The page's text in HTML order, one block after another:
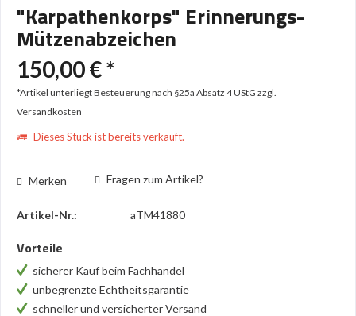
"Karpathenkorps" Erinnerungs-
Mützenabzeichen
150,00 € *
*Artikel unterliegt Besteuerung nach §25a Absatz 4 UStG zzgl.
Versandkosten
Dieses Stück ist bereits verkauft.
Merken Fragen zum Artikel?
Artikel-Nr.: aTM41880
Vorteile
sicherer Kauf beim Fachhandel
unbegrenzte Echtheitsgarantie
schneller und versicherter Versand